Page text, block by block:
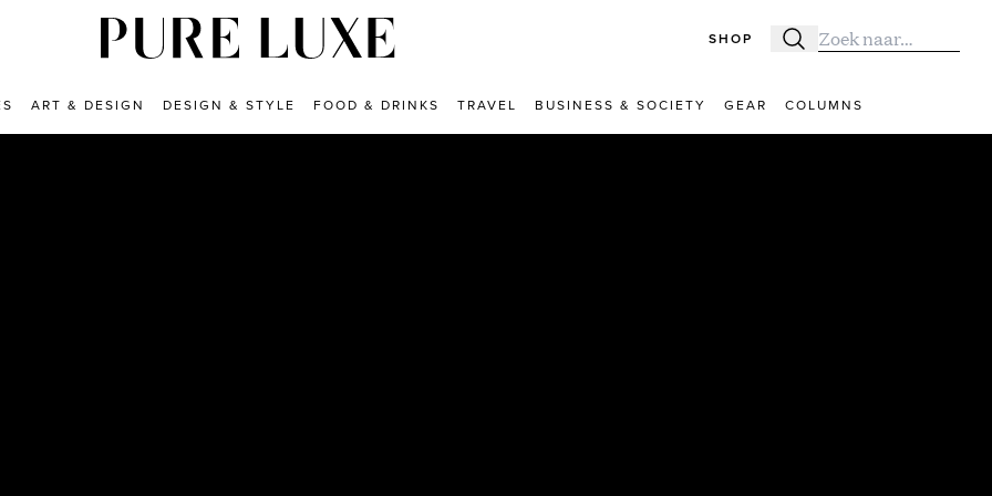
SHOP Zoeken
Zoek naar:
ART & DESIGN DESIGN & STYLE FOOD & DRINKS TRAVEL BUSINESS & SOCIETY GEAR COLUMNS